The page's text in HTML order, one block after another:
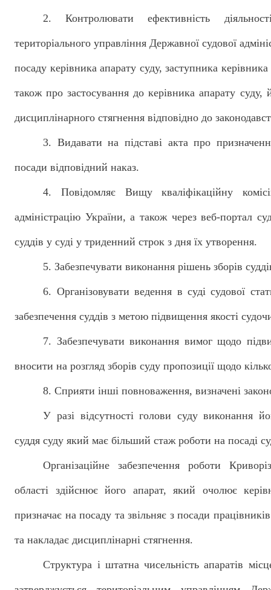
2. Контролювати ефективність
територіального управління Державної судової
посаду керівника апарату суду, заступника
також про застосування до керівника апарату суду,
дисциплінарного стягнення відповідно до
3. Видавати на підставі акта про
посади відповідний наказ.
4. Повідомляє Вищу кваліфікаційну
адміністрацію України, а також через веб-портал
суддів у суді у триденний строк з дня їх утворення.
5. Забезпечувати виконання рішень зборів
6. Організовувати ведення в суді судової
забезпечення суддів з метою підвищення якості
7. Забезпечувати виконання вимог щодо
вносити на розгляд зборів суду пропозиції щодо
8. Сприяти інші повноваження, визначені
У разі відсутності голови суду виконання
суддя суду який має більший стаж роботи на посаді
Організаційне забезпечення роботи
області здійснює його апарат, який очолює
призначає на посаду та звільняє з посади
та накладає дисциплінарні стягнення.
Структура і штатна чисельність апаратів